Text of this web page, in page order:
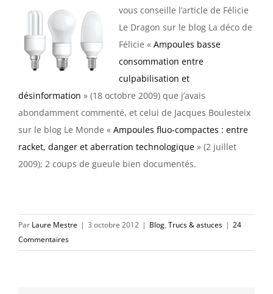
vous conseille l’article de Félicie
Le Dragon sur le blog La déco de
Félicie « Ampoules basse
consommation entre
culpabilisation et
désinformation » (18 octobre 2009) que j’avais
abondamment commenté, et celui de Jacques Boulesteix
sur le blog Le Monde « Ampoules fluo-compactes : entre
racket, danger et aberration technologique » (2 juillet
2009); 2 coups de gueule bien documentés.
Par Laure Mestre | 3 octobre 2012 | Blog, Trucs & astuces | 24
Commentaires